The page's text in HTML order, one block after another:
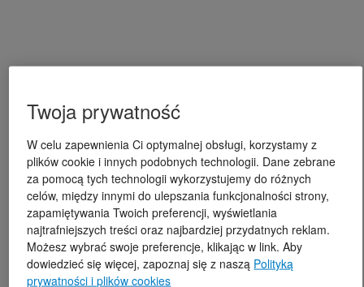
Twoja prywatność
W celu zapewnienia Ci optymalnej obsługi, korzystamy z
plików cookie i innych podobnych technologii. Dane zebrane
za pomocą tych technologii wykorzystujemy do różnych
celów, między innymi do ulepszania funkcjonalności strony,
zapamiętywania Twoich preferencji, wyświetlania
najtrafniejszych treści oraz najbardziej przydatnych reklam.
Możesz wybrać swoje preferencje, klikając w link. Aby
dowiedzieć się więcej, zapoznaj się z naszą Polityką
prywatności i plików cookies